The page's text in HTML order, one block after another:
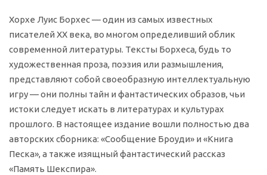
Хорхе Луис Борхес — один из самых известных
писателей ХХ века, во многом определивший облик
современной литературы. Тексты Борхеса, будь то
художественная проза, поэзия или размышления,
представляют собой своеобразную интеллектуальную
игру — они полны тайн и фантастических образов, чьи
истоки следует искать в литературах и культурах
прошлого. В настоящее издание вошли полностью два
авторских сборника: «Сообщение Броуди» и «Книга
Песка», а также изящный фантастический рассказ
«Память Шекспира».